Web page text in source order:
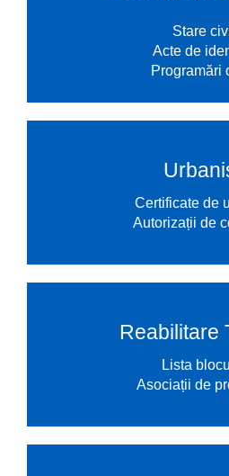
Stare
Acte de
Programări
Certificate de
Autorizații de
Reabilitare
Lista
Asociații de